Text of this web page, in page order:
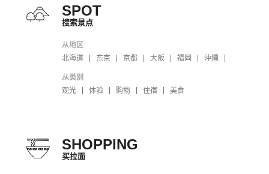
SPOT
搜索景点
从地区
北海道
东京 京都 大阪 福岡 沖縄
从类别
观光
体验 购物 住宿 美食
SHOPPING
买拉面